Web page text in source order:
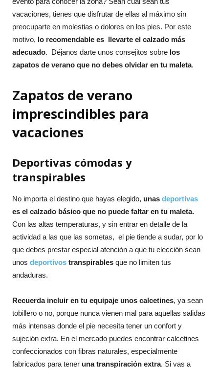
vacaciones, tienes que disfrutar de ellas al máximo sin
preocuparte en molestias o dolores en los pies. Por este
motivo, lo recomendable es llevarte el calzado más
adecuado. Déjanos darte unos consejitos sobre los
zapatos de verano que no debes olvidar en tu maleta.
Zapatos de verano
imprescindibles para
vacaciones
Deportivas cómodas y
transpirables
No importa el destino que hayas elegido, unas deportivas
es el calzado básico que no puede faltar en tu maleta.
Con las altas temperaturas, y sin entrar en detalle de la
actividad a las que las sometas, el pie tiende a sudar, por lo
que debes prestar especial atención a que tu elección sean
unos deportivos transpirables que no limiten tus
andaduras.
Recuerda incluir en tu equipaje unos calcetines, ya sean
tobillero o no, porque nunca vienen mal para aquellas salidas
más intensas donde el pie necesita tener un confort y
sujeción extra. En el mercado puedes encontrar calcetines
confeccionados con fibras naturales, especialmente
fabricados para tener una transpiración extra. Si vas a